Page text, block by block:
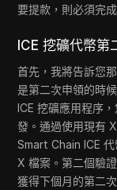
要提款，則必須完
ICE 挖礦代幣第
首先，我將告訴您
是第二次申領的時
ICE 挖礦應用程序
發。通過使用現有
Smart Chain ICE
X 檔案。第二個驗
獲得下個月的第二